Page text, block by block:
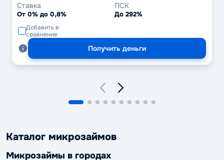
Ставка
От 0% до 0,8%
ПСК
До 292%
Добавить в
сравнение
Получить деньги
Каталог микрозаймов
Микрозаймы в городах